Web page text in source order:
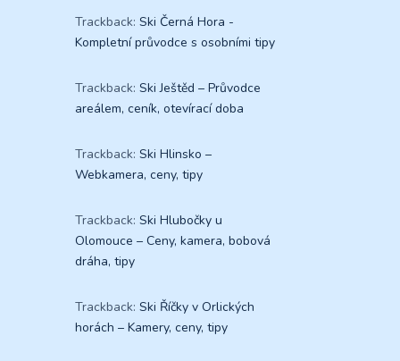
Trackback: Ski Černá Hora -
Kompletní průvodce s osobními tipy
Trackback: Ski Ještěd – Průvodce
areálem, ceník, otevírací doba
Trackback: Ski Hlinsko –
Webkamera, ceny, tipy
Trackback: Ski Hlubočky u
Olomouce – Ceny, kamera, bobová
dráha, tipy
Trackback: Ski Říčky v Orlických
horách – Kamery, ceny, tipy